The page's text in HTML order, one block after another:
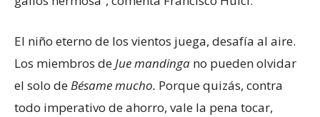
El niño eterno de los vientos juega, desafía al aire.
Los miembros deJue mandinga no pueden olvidar
el solo deBésame mucho. Porque quizás, contra
todo imperativo de ahorro, vale la pena tocar,